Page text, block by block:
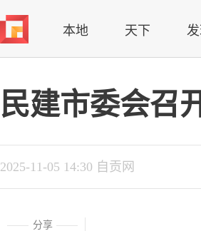
本地 天下
民建市委会召
2025-11-05 14:30 自贡网
分享